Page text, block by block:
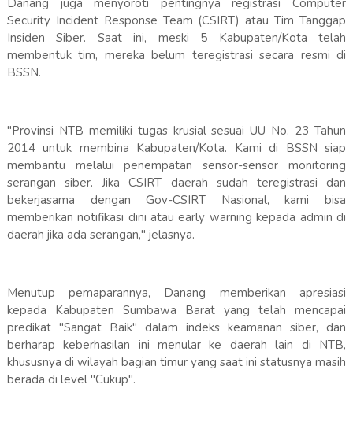
​Danang juga menyoroti pentingnya registrasi Computer
Security Incident Response Team (CSIRT) atau Tim Tanggap
Insiden Siber. Saat ini, meski 5 Kabupaten/Kota telah
membentuk tim, mereka belum teregistrasi secara resmi di
BSSN.
​"Provinsi NTB memiliki tugas krusial sesuai UU No. 23 Tahun
2014 untuk membina Kabupaten/Kota. Kami di BSSN siap
membantu melalui penempatan sensor-sensor monitoring
serangan siber. Jika CSIRT daerah sudah teregistrasi dan
bekerjasama dengan Gov-CSIRT Nasional, kami bisa
memberikan notifikasi dini atau early warning kepada admin di
daerah jika ada serangan," jelasnya.
​Menutup pemaparannya, Danang memberikan apresiasi
kepada Kabupaten Sumbawa Barat yang telah mencapai
predikat "Sangat Baik" dalam indeks keamanan siber, dan
berharap keberhasilan ini menular ke daerah lain di NTB,
khususnya di wilayah bagian timur yang saat ini statusnya masih
berada di level "Cukup".